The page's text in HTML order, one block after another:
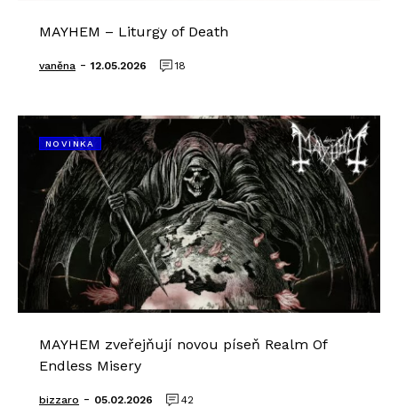
MAYHEM – Liturgy of Death
vaněna - 12.05.2026 18
NOVINKA
MAYHEM zveřejňují novou píseň Realm Of
Endless Misery
bizzaro - 05.02.2026 42